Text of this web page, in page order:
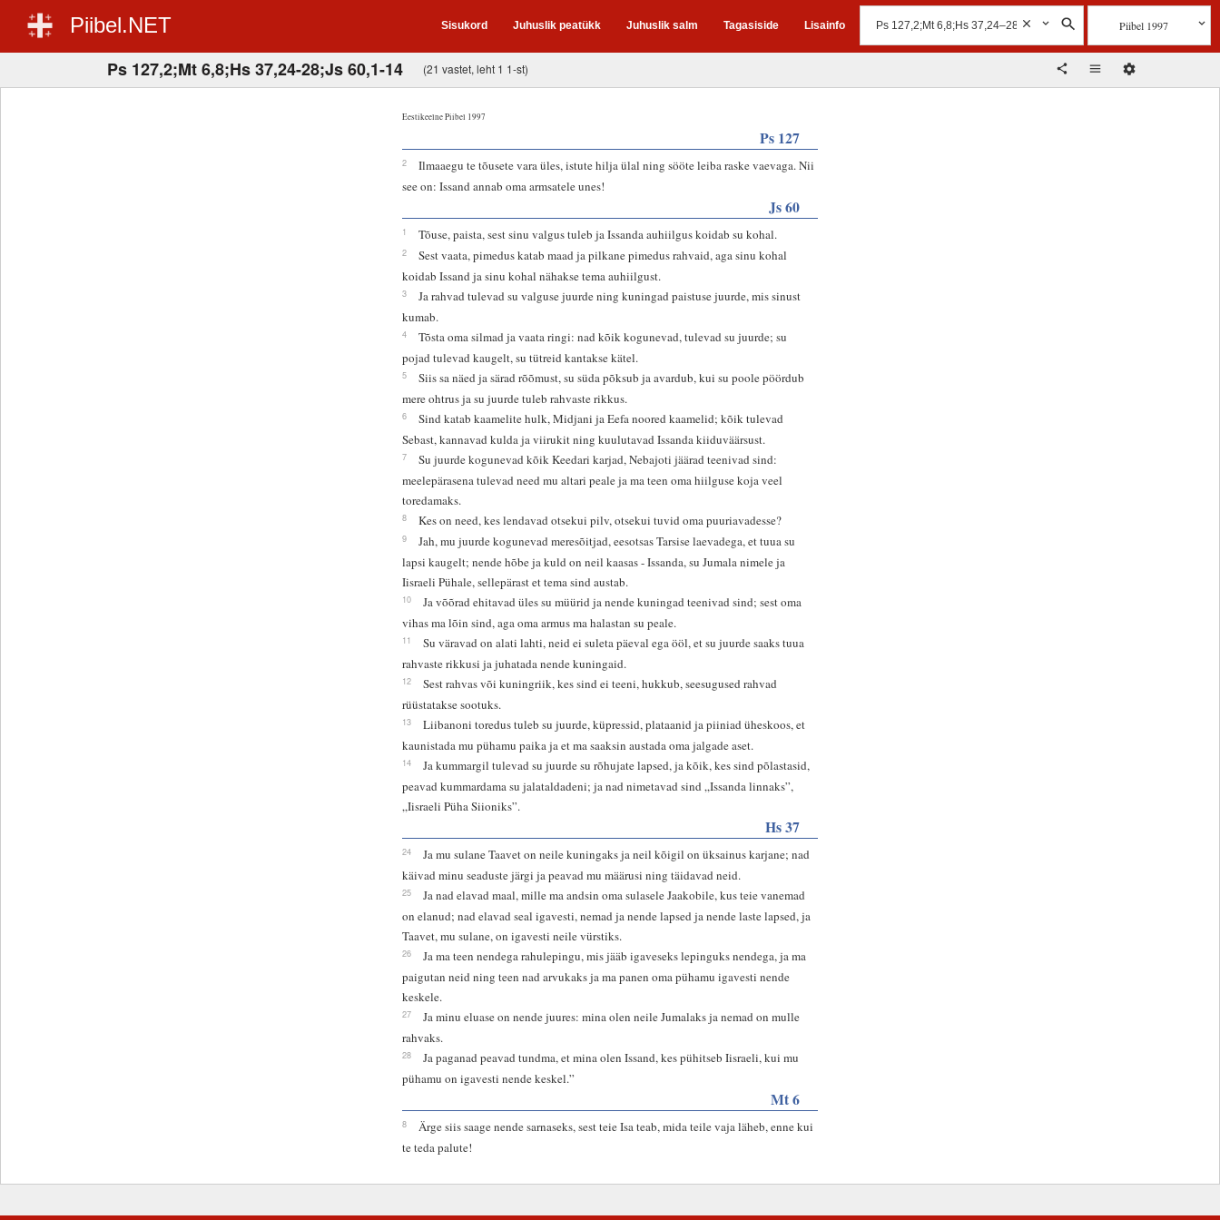
Piibel.NET Sisukord Juhuslik peatükk Juhuslik salm Tagasiside Lisainfo Piibel 1997
Ps 127,2;Mt 6,8;Hs 37,24-28;Js 60,1-14 (21 vastet, leht 1 1-st)
Eestikeelne Piibel 1997
Ps 127
2
Ilmaaegu te tõusete vara üles, istute hilja ülal ning sööte leiba raske vaevaga. Nii
see on: Issand annab oma armsatele unes!
Js 60
1 Tõuse, paista, sest sinu valgus tuleb ja Issanda auhiilgus koidab su kohal.
2
Sest vaata, pimedus katab maad ja pilkane pimedus rahvaid, aga sinu kohal
koidab Issand ja sinu kohal nähakse tema auhiilgust.
3
Ja rahvad tulevad su valguse juurde ning kuningad paistuse juurde, mis sinust
kumab.
4
Tõsta oma silmad ja vaata ringi: nad kõik kogunevad, tulevad su juurde; su
pojad tulevad kaugelt, su tütreid kantakse kätel.
5
Siis sa näed ja särad rõõmust, su süda põksub ja avardub, kui su poole pöördub
mere ohtrus ja su juurde tuleb rahvaste rikkus.
6
Sind katab kaamelite hulk, Midjani ja Eefa noored kaamelid; kõik tulevad
Sebast, kannavad kulda ja viirukit ning kuulutavad Issanda kiiduväärsust.
7
Su juurde kogunevad kõik Keedari karjad, Nebajoti jäärad teenivad sind:
meelepärasena tulevad need mu altari peale ja ma teen oma hiilguse koja veel
toredamaks.
8 Kes on need, kes lendavad otsekui pilv, otsekui tuvid oma puuriavadesse?
9
Jah, mu juurde kogunevad meresõitjad, eesotsas Tarsise laevadega, et tuua su
lapsi kaugelt; nende hõbe ja kuld on neil kaasas - Issanda, su Jumala nimele ja
Iisraeli Pühale, sellepärast et tema sind austab.
10
Ja võõrad ehitavad üles su müürid ja nende kuningad teenivad sind; sest oma
vihas ma lõin sind, aga oma armus ma halastan su peale.
11
Su väravad on alati lahti, neid ei suleta päeval ega ööl, et su juurde saaks tuua
rahvaste rikkusi ja juhatada nende kuningaid.
12
Sest rahvas või kuningriik, kes sind ei teeni, hukkub, seesugused rahvad
rüüstatakse sootuks.
13
Liibanoni toredus tuleb su juurde, küpressid, plataanid ja piiniad üheskoos, et
kaunistada mu pühamu paika ja et ma saaksin austada oma jalgade aset.
14
Ja kummargil tulevad su juurde su rõhujate lapsed, ja kõik, kes sind põlastasid,
peavad kummardama su jalataldadeni; ja nad nimetavad sind „Issanda linnaks”,
„Iisraeli Püha Siioniks”.
Hs 37
24
Ja mu sulane Taavet on neile kuningaks ja neil kõigil on üksainus karjane; nad
käivad minu seaduste järgi ja peavad mu määrusi ning täidavad neid.
25
Ja nad elavad maal, mille ma andsin oma sulasele Jaakobile, kus teie vanemad
on elanud; nad elavad seal igavesti, nemad ja nende lapsed ja nende laste lapsed, ja
Taavet, mu sulane, on igavesti neile vürstiks.
26
Ja ma teen nendega rahulepingu, mis jääb igaveseks lepinguks nendega, ja ma
paigutan neid ning teen nad arvukaks ja ma panen oma pühamu igavesti nende
keskele.
27
Ja minu eluase on nende juures: mina olen neile Jumalaks ja nemad on mulle
rahvaks.
28
Ja paganad peavad tundma, et mina olen Issand, kes pühitseb Iisraeli, kui mu
pühamu on igavesti nende keskel.”
Mt 6
8
Ärge siis saage nende sarnaseks, sest teie Isa teab, mida teile vaja läheb, enne kui
te teda palute!